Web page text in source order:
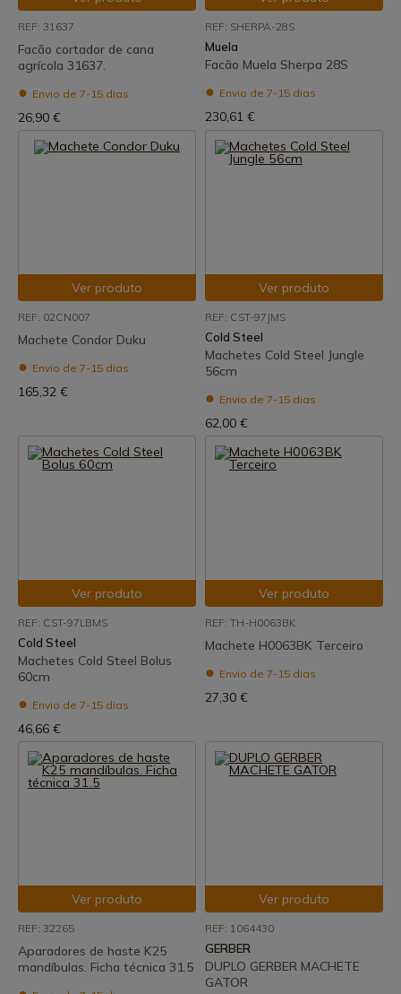
REF: 31637
Facão cortador de cana
agrícola 31637.
Envio de 7-15 dias
26,90 €
REF: SHERPA-28S
Muela
Facão Muela Sherpa 28S
Envio de 7-15 dias
230,61 €
Ver produto
REF: 02CN007
Machete Condor Duku
Envio de 7-15 dias
165,32 €
Ver produto
REF: CST-97JMS
Cold Steel
Machetes Cold Steel Jungle
56cm
Envio de 7-15 dias
62,00 €
Ver produto
REF: CST-97LBMS
Cold Steel
Machetes Cold Steel Bolus
60cm
Envio de 7-15 dias
46,66 €
Ver produto
REF: TH-H0063BK
Machete H0063BK Terceiro
Envio de 7-15 dias
27,30 €
Ver produto
REF: 32265
Aparadores de haste K25
mandíbulas. Ficha técnica 31.5
Ver produto
REF: 1064430
GERBER
DUPLO GERBER MACHETE
GATOR